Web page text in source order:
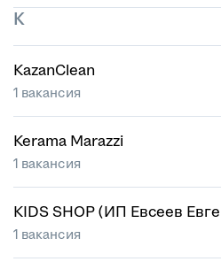
K
KazanClean
1 вакансия
Kerama Marazzi
1 вакансия
KIDS SHOP (ИП Евсеев
1 вакансия